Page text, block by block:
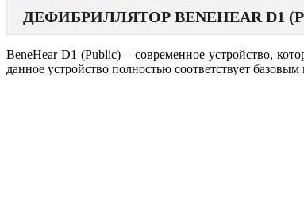
ДЕФИБРИЛЛЯТОР BENEHEAR D1
BeneHear D1 (Public) – современное устройство,
данное устройство полностью соответствует